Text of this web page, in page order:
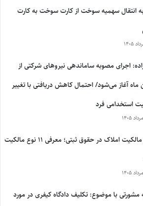
انتقال سهمیه سوخت از کارت سوخت به کارت
اجرای مصوبه ساماندهی نیروهای شرکتی از
آغاز می‌شود/ احتمال کاهش دریافتی با تغییر
استخدامی فرد
انواع مالکیت املاک در حقوق ثبتی؛ معرفی ۱۱ نوع مالکیت
مشورتی با موضوع: تکلیف دادگاه کیفری در مورد